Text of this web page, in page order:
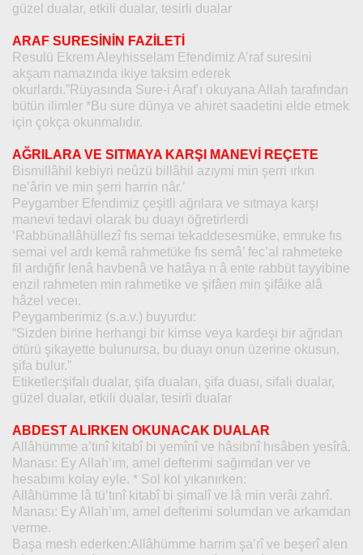
güzel dualar, etkili dualar, tesirli dualar
ARAF SURESİNİN FAZİLETİ
Resulü Ekrem Aleyhisselam Efendimiz A’raf suresini
akşam namazında ikiye taksim ederek
okurlardı.”Rüyasında Sure-i Araf’ı okuyana Allah tarafından
bütün ilimler *Bu sure dünya ve ahiret saadetini elde etmek
için çokça okunmalıdır.
AĞRILARA VE SITMAYA KARŞI MANEVİ REÇETE
Bismillâhil kebiyri neûzü billâhil azıymi min şerri ırkın
ne’ârin ve min şerri harrin nâr.’
Peygamber Efendimiz çeşitli ağrılara ve sıtmaya karşı
manevi tedavi olarak bu duayı öğretirlerdi
‘Rabbünallâhüllezî fıs semai tekaddesesmüke, emruke fıs
semai vel ardı kemâ rahmetüke fıs semâ’ fec’al rahmeteke
fil ardığfir lenâ havbenâ ve hatâya n â ente rabbüt tayyibine
enzil rahmeten min rahmetike ve şifâen min şifâike alâ
hâzel veceı.
Peygamberimiz (s.a.v.) buyurdu:
“Sizden birine herhangi bir kimse veya kardeşi bir ağrıdan
ötürü şikayette bulunursa, bu duayı onun üzerine okusun,
şifa bulur.”
Etiketler:şifalı dualar, şifa duaları, şifa duası, sifali dualar,
güzel dualar, etkili dualar, tesirli dualar
ABDEST ALIRKEN OKUNACAK DUALAR
Allâhümme a’tınî kitabî bi yemînî ve hâsibnî hısâben yesîrâ.
Manası: Ey Allah’ım, amel defterimi sağımdan ver ve
hesabımı kolay eyle. * Sol kol yıkanırken:
Allâhümme lâ tü’tınî kitabî bi şimalî ve lâ min verâi zahrî.
Manası: Ey Allah’ım, amel defterimi solumdan ve arkamdan
verme.
Başa mesh ederken:Allâhümme harrim şa’rî ve beşerî alen